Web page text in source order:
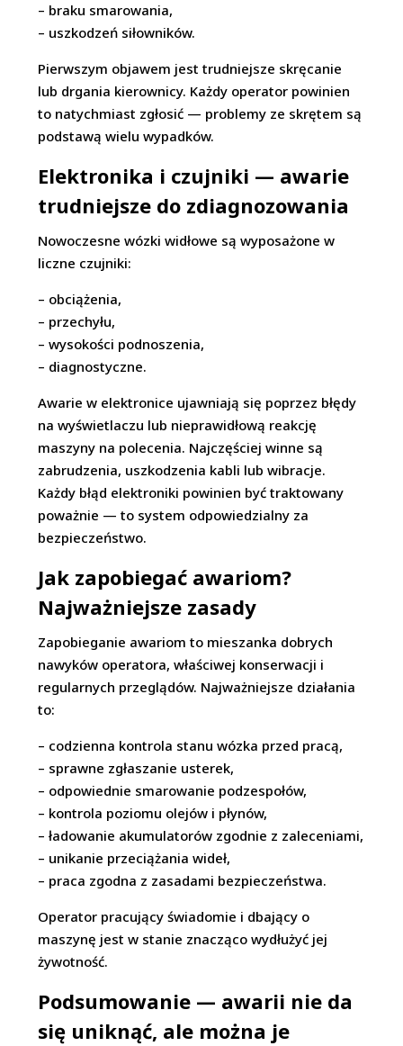
– braku smarowania,
– uszkodzeń siłowników.
Pierwszym objawem jest trudniejsze skręcanie
lub drgania kierownicy. Każdy operator powinien
to natychmiast zgłosić — problemy ze skrętem są
podstawą wielu wypadków.
Elektronika i czujniki — awarie
trudniejsze do zdiagnozowania
Nowoczesne wózki widłowe są wyposażone w
liczne czujniki:
– obciążenia,
– przechyłu,
– wysokości podnoszenia,
– diagnostyczne.
Awarie w elektronice ujawniają się poprzez błędy
na wyświetlaczu lub nieprawidłową reakcję
maszyny na polecenia. Najczęściej winne są
zabrudzenia, uszkodzenia kabli lub wibracje.
Każdy błąd elektroniki powinien być traktowany
poważnie — to system odpowiedzialny za
bezpieczeństwo.
Jak zapobiegać awariom?
Najważniejsze zasady
Zapobieganie awariom to mieszanka dobrych
nawyków operatora, właściwej konserwacji i
regularnych przeglądów. Najważniejsze działania
to:
– codzienna kontrola stanu wózka przed pracą,
– sprawne zgłaszanie usterek,
– odpowiednie smarowanie podzespołów,
– kontrola poziomu olejów i płynów,
– ładowanie akumulatorów zgodnie z zaleceniami,
– unikanie przeciążania wideł,
– praca zgodna z zasadami bezpieczeństwa.
Operator pracujący świadomie i dbający o
maszynę jest w stanie znacząco wydłużyć jej
żywotność.
Podsumowanie — awarii nie da
się uniknąć, ale można je